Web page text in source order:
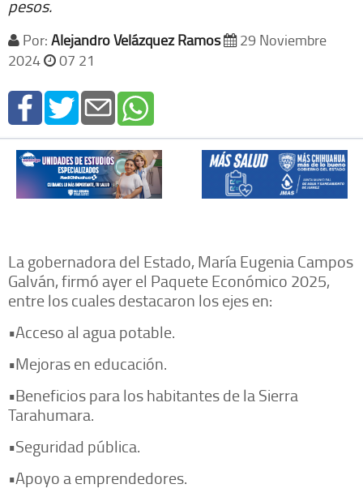
pesos.
Por: Alejandro Velázquez Ramos
29 Noviembre
2024
07 21
La gobernadora del Estado, María Eugenia Campos
Galván, firmó ayer el Paquete Económico 2025,
entre los cuales destacaron los ejes en:
•Acceso al agua potable.
•Mejoras en educación.
•Beneficios para los habitantes de la Sierra
Tarahumara.
•Seguridad pública.
•Apoyo a emprendedores.